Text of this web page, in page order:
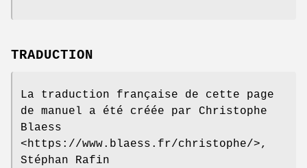
TRADUCTION
La traduction française de cette page
de manuel a été créée par Christophe
Blaess
<https://www.blaess.fr/christophe/>,
Stéphan Rafin